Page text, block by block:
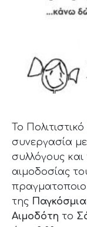
Το
συνεργασία
συλλόγους και
αιμοδοσίας
της
Αιμοδότη το